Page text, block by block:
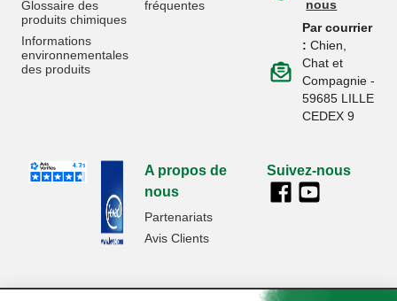
Glossaire des
produits chimiques
Informations
environnementales
des produits
fréquentes
A propos de
nous
Partenariats
Avis Clients
nous
Par courrier
: Chien,
Chat et
Compagnie -
59685 LILLE
CEDEX 9
Suivez-nous
Conditions